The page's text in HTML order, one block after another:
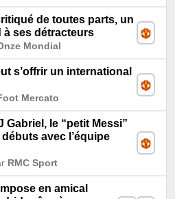
de toutes parts, un
ses détracteurs
Mondial
s’offrir un international
Mercato
Gabriel, le “petit Messi”
avec l’équipe
RMC Sport
en amical